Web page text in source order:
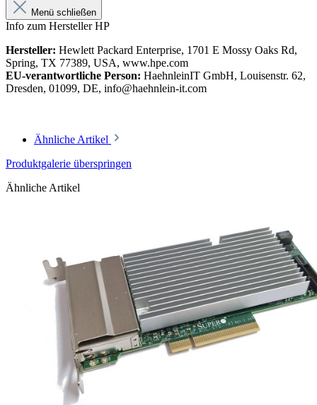
Menü schließen
Info zum Hersteller HP
Hersteller: Hewlett Packard Enterprise, 1701 E Mossy Oaks Rd,
Spring, TX 77389, USA, www.hpe.com
EU-verantwortliche Person: HaehnleinIT GmbH, Louisenstr. 62,
Dresden, 01099, DE, info@haehnlein-it.com
Ähnliche Artikel
Produktgalerie überspringen
Ähnliche Artikel